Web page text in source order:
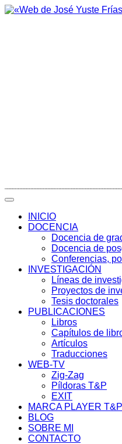
INICIO
DOCENCIA
Docencia de
Docencia de
Conferencias,
INVESTIGACIÓN
Líneas de
Proyectos de
Tesis doctorales
PUBLICACIONES
Libros
Capítulos de
Artículos
Traducciones
WEB-TV
Zig-Zag
Píldoras T&P
EXIT
MARCA PLAYER T&P
BLOG
SOBRE MI
CONTACTO